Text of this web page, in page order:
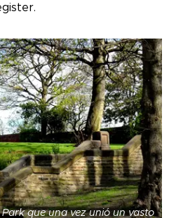
que una vez unió un vasto